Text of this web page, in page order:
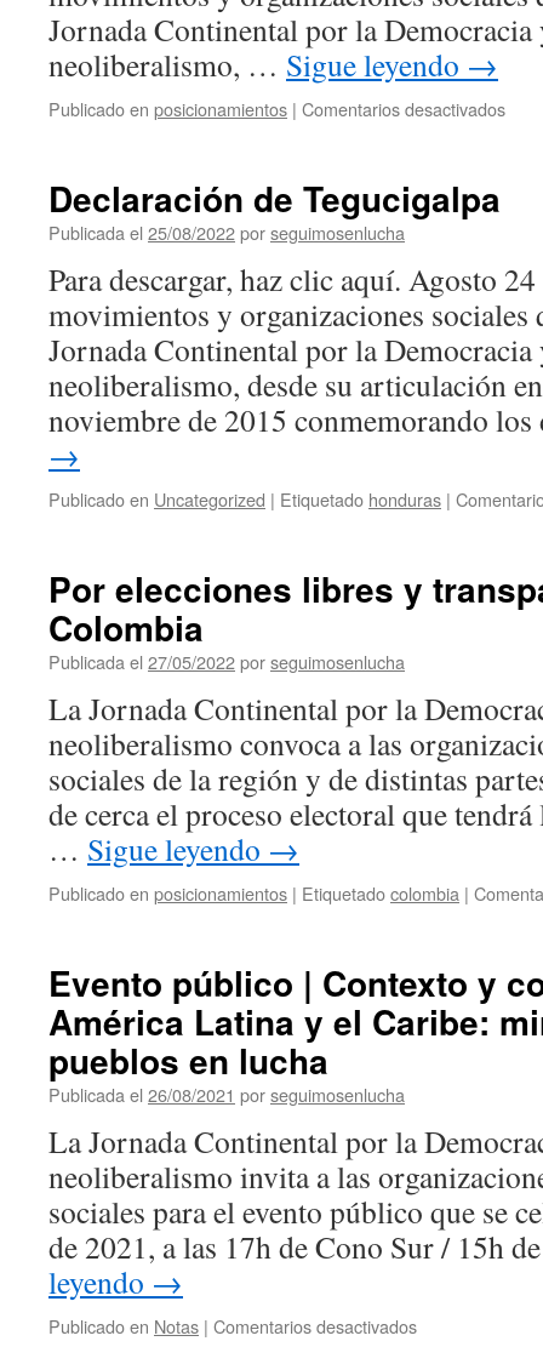
Jornada Continental por la Democracia
neoliberalismo, … Sigue leyendo →
Publicado en posicionamientos | Comentarios desactivadosen
y
Declaración de Tegucigalpa
Publicada el 25/08/2022porseguimosenlucha
Para descargar, haz clic aquí. Agosto
movimientos y organizaciones sociales
Jornada Continental por la Democracia
neoliberalismo, desde su articulación
noviembre de 2015 conmemorando
→
Publicado en Uncategorized | Etiquetado honduras |
Por elecciones libres y
Colombia
Publicada el 27/05/2022porseguimosenlucha
La Jornada Continental por la
neoliberalismo convoca a las
sociales de la región y de distintas
de cerca el proceso electoral que
… Sigue leyendo →
Publicado en posicionamientos | Etiquetadocolombia |
Evento público | Contexto y
América Latina y el Caribe:
pueblos en lucha
Publicada el 26/08/2021 porseguimosenlucha
La Jornada Continental por la
neoliberalismo invita a las
sociales para el evento público que se
de 2021, a las 17h de Cono Sur / 15h
leyendo →
Publicado en Notas | Comentarios desactivadosen